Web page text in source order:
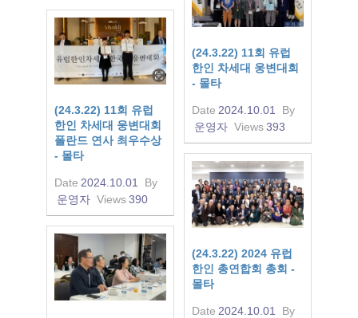
(24.3.22) 11회 유럽
한인 차세대 웅변대회
- 몰타
Date 2024.10.01
By
운영자 Views393
(24.3.22) 11회 유럽
한인 차세대 웅변대회
폴란드 연사 최우수상
- 몰타
Date 2024.10.01
By
운영자 Views390
(24.3.22) 2024 유럽
한인 총연합회 총회 -
몰타
Date 2024.10.01
By